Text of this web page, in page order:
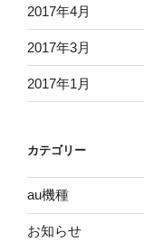
2017年4月
2017年3月
2017年1月
カテゴリー
au機種
お知らせ